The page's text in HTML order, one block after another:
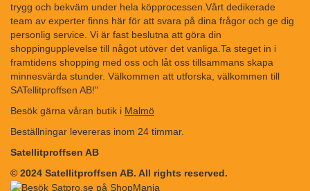
trygg och bekväm under hela köpprocessen.Vårt dedikerade
team av experter finns här för att svara på dina frågor och ge dig
personlig service. Vi är fast beslutna att göra din
shoppingupplevelse till något utöver det vanliga.Ta steget in i
framtidens shopping med oss och låt oss tillsammans skapa
minnesvärda stunder. Välkommen att utforska, välkommen till
SATellitproffsen AB!"
Besök gärna våran butik i Malmö
Beställningar levereras inom 24 timmar.
Satellitproffsen AB
© 2024 Satellitproffsen AB. All rights reserved.